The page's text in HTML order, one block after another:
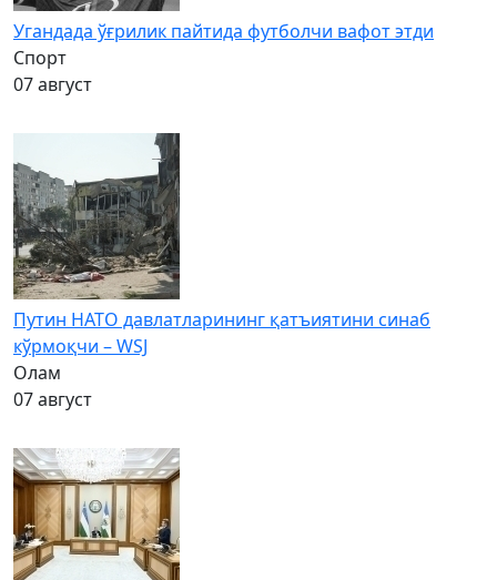
Угандада ўғрилик пайтида футболчи вафот этди
Спорт
07 август
Путин НАТО давлатларининг қатъиятини синаб
кўрмоқчи – WSJ
Олам
07 август